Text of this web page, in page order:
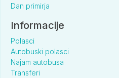
Dan primirja
Informacije
Polasci
Autobuski polasci
Najam autobusa
Transferi